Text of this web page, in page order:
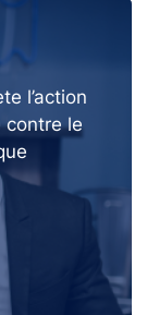
l’action
contre le